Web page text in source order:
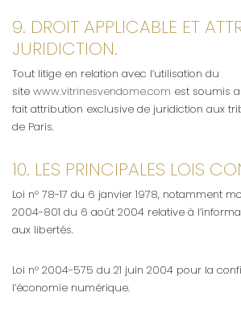
9. DROIT APPLICABLE ET
JURIDICTION.
Tout litige en relation avec l’utilisation du
site www.vitrinesvendome.com est soumis
fait attribution exclusive de juridiction aux
de Paris.
10. LES PRINCIPALES LOIS
Loi n° 78-17 du 6 janvier 1978, notamment
2004-801 du 6 août 2004 relative à
aux libertés.
Loi n° 2004-575 du 21 juin 2004 pour la
l’économie numérique.